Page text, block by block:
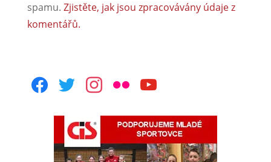
spamu. Zjistěte, jak jsou zpracovávány údaje z
komentářů.
facebooktwitterinstagram
flickr youtube